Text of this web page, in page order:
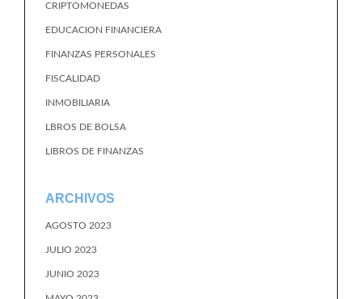
CRIPTOMONEDAS
EDUCACION FINANCIERA
FINANZAS PERSONALES
FISCALIDAD
INMOBILIARIA
LBROS DE BOLSA
LIBROS DE FINANZAS
ARCHIVOS
AGOSTO 2023
JULIO 2023
JUNIO 2023